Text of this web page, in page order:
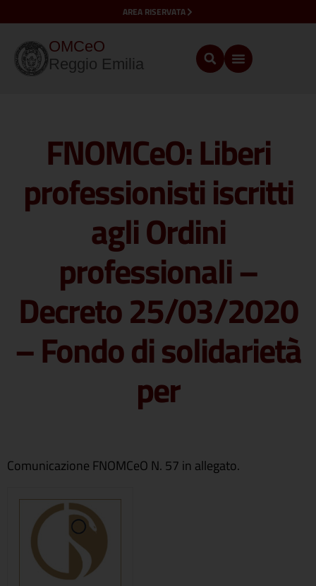
AREA RISERVATA
OMCeO
Reggio Emilia
FNOMCeO: Liberi
professionisti iscritti
agli Ordini
professionali –
Decreto 25/03/2020
– Fondo di solidarietà
per
Comunicazione FNOMCeO N. 57 in allegato.